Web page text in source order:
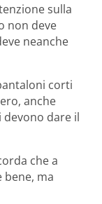
sulla
non deve
neanche
corti
anche
devono dare il
che a
ma